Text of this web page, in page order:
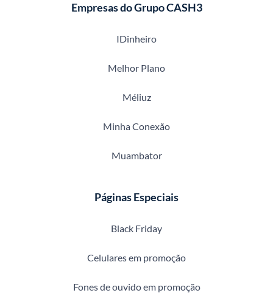
Empresas do Grupo CASH3
IDinheiro
Melhor Plano
Méliuz
Minha Conexão
Muambator
Páginas Especiais
Black Friday
Celulares em promoção
Fones de ouvido em promoção